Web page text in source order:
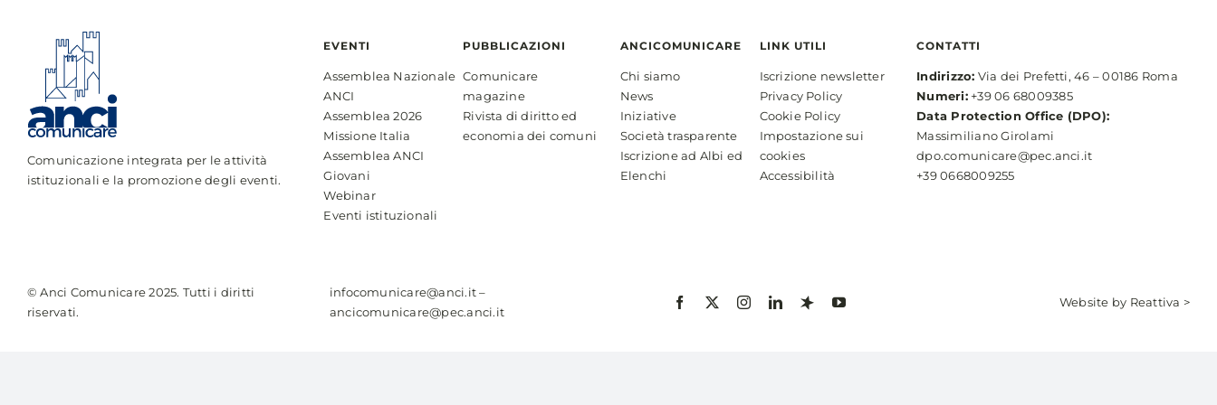
Comunicazione integrata per le attività
istituzionali e la promozione degli eventi.
EVENTI
Assemblea Nazionale
ANCI
Assemblea 2026
Missione Italia
Assemblea ANCI
Giovani
Webinar
Eventi istituzionali
PUBBLICAZIONI
Comunicare
magazine
Rivista di diritto ed
economia dei comuni
ANCICOMUNICARE
Chi siamo
News
Iniziative
Società trasparente
Iscrizione ad Albi ed
Elenchi
LINK UTILI
Iscrizione newsletter
Privacy Policy
Cookie Policy
Impostazione sui
cookies
Accessibilità
CONTATTI
Indirizzo: Via dei Prefetti, 46 – 00186 Roma
Numeri:+39 06 68009385
Data Protection Office (DPO):
Massimiliano Girolami
dpo.comunicare@pec.anci.it
+39 0668009255
© Anci Comunicare 2025. Tutti i diritti
riservati.
infocomunicare@anci.it–
ancicomunicare@pec.anci.it
Website by Reattiva >